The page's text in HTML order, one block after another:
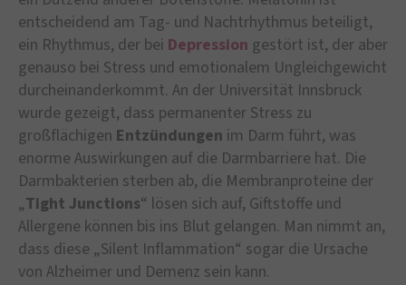
entscheidend am Tag- und Nachtrhythmus beteiligt,
ein Rhythmus, der bei Depression gestört ist, der aber
genauso bei Stress und emotionalem Ungleichgewicht
durcheinanderkommt. An der Universität Innsbruck
wurde gezeigt, dass permanenter Stress zu
großflächigen Entzündungen im Darm führt, was
enorme Auswirkungen auf die Darmbarriere hat. Die
Darmbakterien sterben ab, die Membranproteine der
„Tight Junctions“ lösen sich auf, Giftstoffe und
Allergene können bis ins Blut gelangen. Man nimmt an,
dass diese „Silent Inflammation“ sogar die Ursache
von Alzheimer und Demenz sein kann.